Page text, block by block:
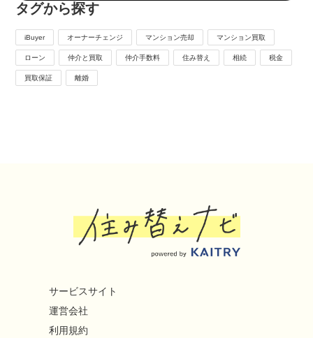
タグから探す
iBuyer オーナーチェンジ マンション売却 マンション買取
ローン 仲介と買取 仲介手数料 住み替え 相続 税金
買取保証 離婚
サービスサイト
運営会社
利用規約